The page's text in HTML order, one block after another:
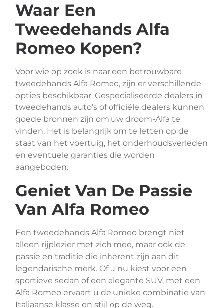
Waar Een
Tweedehands Alfa
Romeo Kopen?
Voor wie op zoek is naar een betrouwbare
tweedehands Alfa Romeo, zijn er verschillende
opties beschikbaar. Gespecialiseerde dealers in
tweedehands auto’s of officiële dealers kunnen
goede bronnen zijn om uw droom-Alfa te
vinden. Het is belangrijk om te letten op de
staat van het voertuig, het onderhoudsverleden
en eventuele garanties die worden
aangeboden.
Geniet Van De Passie
Van Alfa Romeo
Een tweedehands Alfa Romeo brengt niet
alleen rijplezier met zich mee, maar ook de
passie en traditie die inherent zijn aan dit
legendarische merk. Of u nu kiest voor een
sportieve sedan of een elegante SUV, met een
Alfa Romeo ervaart u de unieke combinatie van
Italiaanse klasse en stijl op de weg.